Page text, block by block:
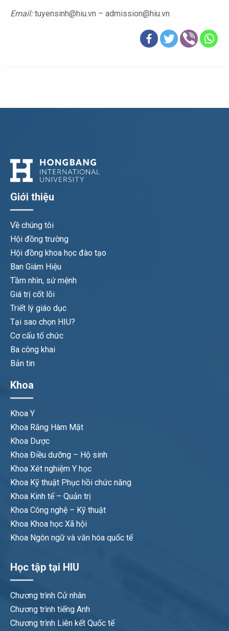
Email:tuyensinh@hiu.vn – admission@hiu.vn
Giới thiệu
Về chúng tôi
Hội đồng trường
Hội đồng khoa học đào tạo
Ban Giám Hiệu
Tầm nhìn, sứ mệnh
Giá trị cốt lõi
Triết lý giáo dục
Tại sao chọn HIU?
Cơ cấu tổ chức
Ba công khai
Bản tin
Khoa
Khoa Y
Khoa Răng Hàm Mặt
Khoa Dược
Khoa Điều dưỡng – Hộ sinh
Khoa Xét nghiệm Y học
Khoa Kỹ thuật Phục hồi chức năng
Khoa Kinh tế – Quản trị
Khoa Công nghệ – Kỹ thuật
Khoa Khoa học Xã hội
Khoa Ngôn ngữ và văn hóa quốc tế
Học tập tại HIU
Chương trình Cử nhân
Chương trình tiếng Anh
Chương trình Liên kết Quốc tế